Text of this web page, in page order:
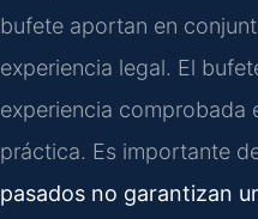
bufete aportan en
experiencia legal. El
experiencia comprobada
práctica. Es importante
pasados no garantizan